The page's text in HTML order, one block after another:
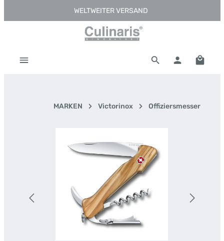
Zum Hauptinhalt springenWELTWEITER VERSAND
MARKEN Victorinox Offiziersmesser